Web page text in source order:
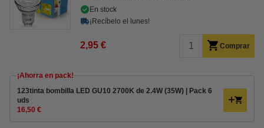
En stock
¡Recíbelo el lunes!
2,95 € Comprar
¡Ahorra en pack!
123tinta bombilla LED GU10 2700K de 2.4W (35W) | Pack 6
uds
16,50 €